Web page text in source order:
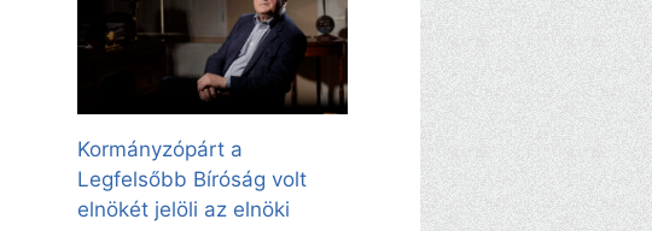
Kormányzópárt a
Legfelsőbb Bíróság volt
elnökét jelöli az elnöki